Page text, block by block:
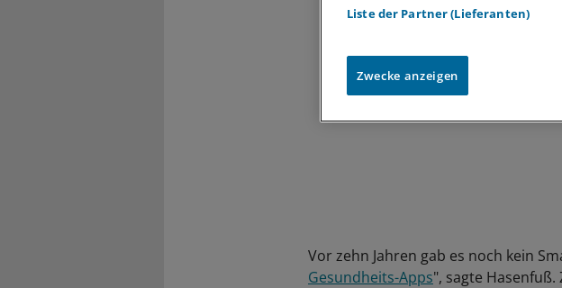
Vor zehn Jahren gab es noch kein
Gesundheits-Apps", sagte
Liste der Partner (Lieferanten)
Zwecke anzeigen